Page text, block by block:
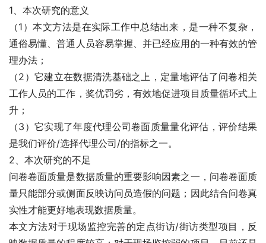
1、本次研究的意义
（1）本文方法是在实际工作中总结出来，是一种不复杂，
通俗易懂、普通人员容易掌握、并已经应用的一种有效的管
理办法；
（2）它建立在数据清洗基础之上，定量地评估了问卷相关
工作人员的工作，奖优罚劣，有效地促进项目质量循环式上
升；
（3）它实现了年度代理公司卷面质量量化评估，评价结果
是我们评价/选择代理公司/的指标之一。
2、本次研究的不足
问卷卷面质量是数据质量的重要影响因素之一，问卷卷面质
量只能部分或侧面反映访问员造假的问题；因此结合问卷真
实性才能更好地表现数据质量。
本文方法对于现场监控完善的定点街访/街访类型项目，反